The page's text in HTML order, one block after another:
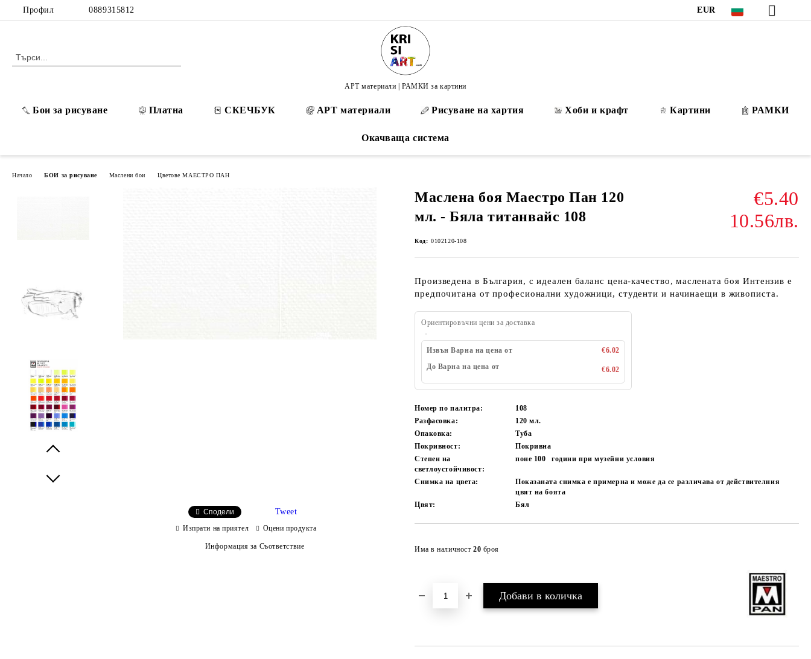
Профил 0889315812 EUR
АРТ материали | РАМКИ за картини
Бои за рисуване Платна СКЕЧБУК АРТ материали Рисуване на хартия Хоби и крафт Картини РАМКИ
Окачваща система
Начало БОИ за рисуване Маслени бои Цветове МАЕСТРО ПАН
Маслена боя Маестро Пан 120
мл. - Бяла титанвайс 108
€5.40
10.56лв.
Код: 0102120-108
Произведена в България, с идеален баланс цена-качество, маслената боя Интензив е
предпочитана от професионални художници, студенти и начинаещи в живописта.
Ориентировъчни цени за доставка
Извън Варна на цена от
€6.02
До Варна на цена от
€6.02
Номер по палитра:
108
Разфасовка:
120 мл.
Опаковка:
Туба
Покривност:
Покривна
Степен на
светлоустойчивост:
поне 100 години при музейни условия
Снимка на цвета:
Показаната снимка е примерна и може да се различава от действителния
цвят на боята
Цвят:
Бял
Има в наличност 20 броя
Сподели Tweet
Изпрати на приятел Оцени продукта
Информация за Съответствие